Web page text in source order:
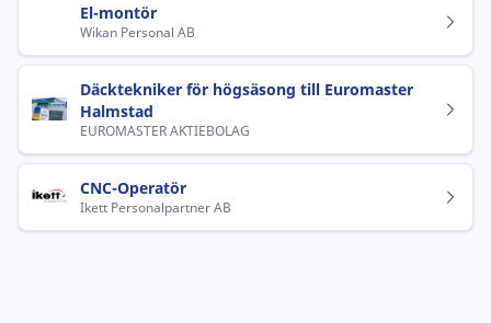
El-montör
Wikan Personal AB
Däcktekniker för högsäsong till Euromaster
Halmstad
EUROMASTER AKTIEBOLAG
CNC-Operatör
Ikett Personalpartner AB